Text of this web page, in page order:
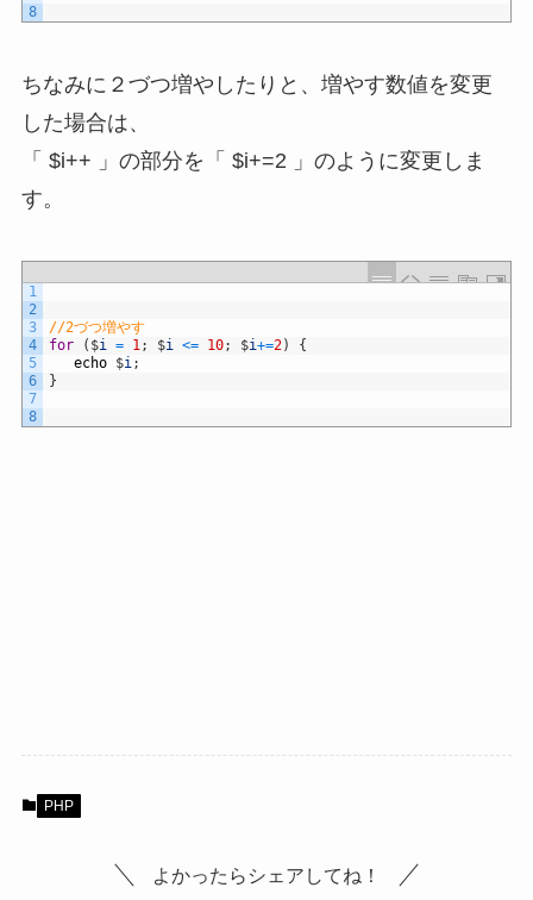
8
ちなみに２づつ増やしたりと、増やす数値を変更
した場合は、
「 $i++ 」の部分を「 $i+=2 」のように変更しま
す。
1
2
3
4
5
6
7
8
//2づつ増やす
for
( $i = 1 ; $i <= 10; $i+=2)
{
echo $i ;
}
PHP
よかったらシェアしてね！